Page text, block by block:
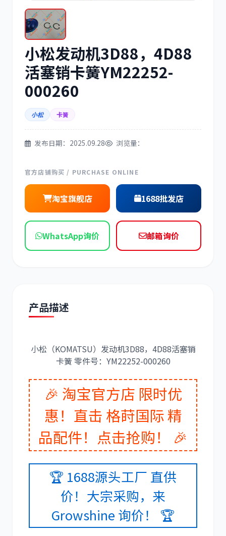
三菱 博世
洋马
斗山 三一
奔驰 加藤
小松发动机3D88，4D88
活塞销卡簧YM22252-
000260
小松 卡簧
发布日期：2025.09.28 浏览量：
官方店铺购买 / PURCHASE ONLINE
淘宝旗舰店 1688批发店
WhatsApp询价 邮箱询价
产品描述
小松（KOMATSU）发动机3D88，4D88活塞销
卡簧 零件号：YM22252-000260
🎉 淘宝官方店 限时优
惠！直击 格莳国际 精
品配件！点击抢购！ 🎉
🏆 1688源头工厂 直供
价！大宗采购，来
Growshine 询价！ 🏆